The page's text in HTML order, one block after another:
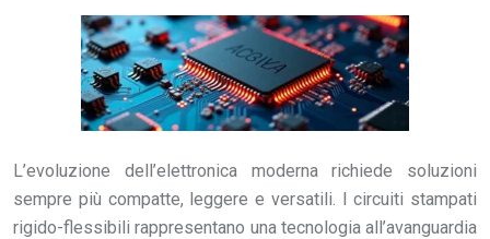
L’evoluzione dell’elettronica moderna richiede soluzioni
sempre più compatte, leggere e versatili. I circuiti stampati
rigido-flessibili rappresentano una tecnologia all’avanguardia